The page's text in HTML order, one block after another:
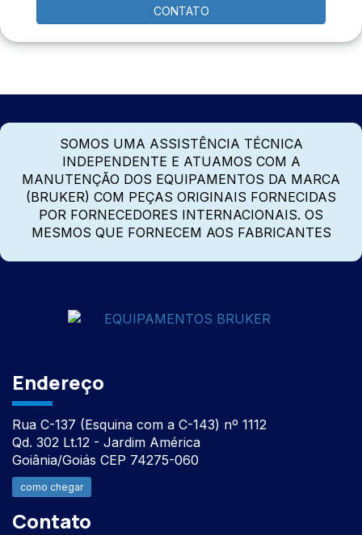
CONTATO
SOMOS UMA ASSISTÊNCIA TÉCNICA
INDEPENDENTE E ATUAMOS COM A
MANUTENÇÃO DOS EQUIPAMENTOS DA MARCA
(BRUKER) COM PEÇAS ORIGINAIS FORNECIDAS
POR FORNECEDORES INTERNACIONAIS. OS
MESMOS QUE FORNECEM AOS FABRICANTES
Endereço
Rua C-137 (Esquina com a C-143) nº 1112
Qd. 302 Lt.12 - Jardim América
Goiânia/Goiás CEP 74275-060
como chegar
Contato